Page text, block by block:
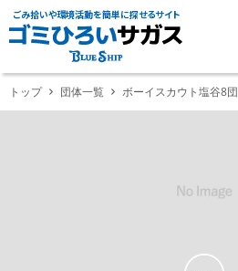
ごみ拾いや環境活動を簡単に探せるサイト
トップ 団体一覧 ボーイスカウト塩谷8団